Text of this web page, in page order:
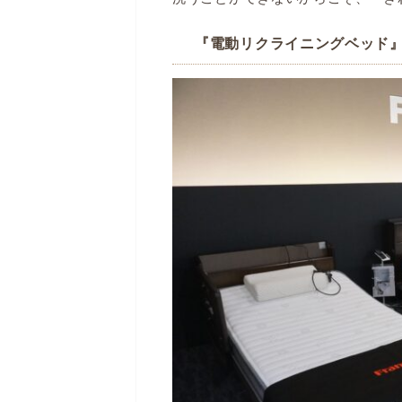
『電動リクライニングベッド